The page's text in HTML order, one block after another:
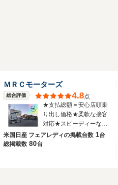
ＭＲＣモーターズ
総合評価 4.8点
★支払総額＝安心店頭乗
り出し価格★柔軟な接客
対応★スピーディーなレ
スポンス★
米国日産 フェアレディの掲載台数 1台
総掲載数 80台